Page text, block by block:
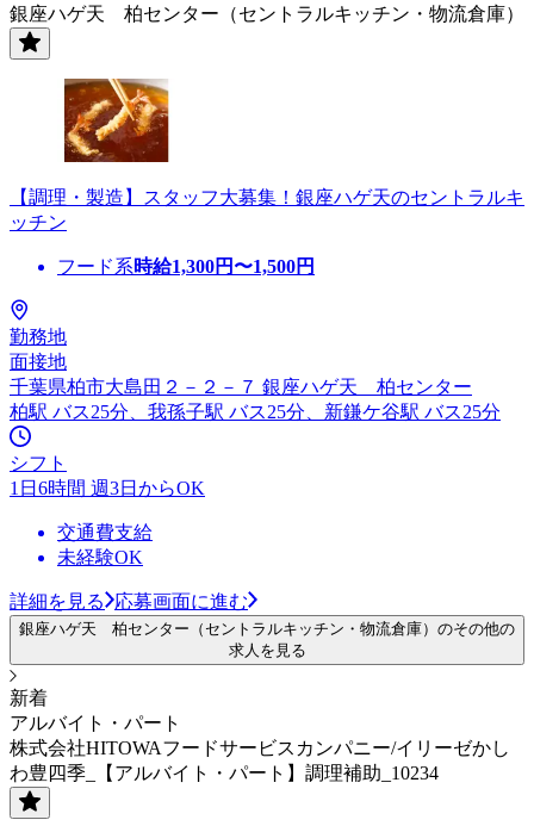
銀座ハゲ天 柏センター（セントラルキッチン・物流倉庫）
【調理・製造】スタッフ大募集！銀座ハゲ天のセントラルキ
ッチン
フード系時給1,300円〜1,500円
勤務地
面接地
千葉県柏市大島田２－２－７ 銀座ハゲ天 柏センター
柏駅 バス25分、我孫子駅 バス25分、新鎌ケ谷駅 バス25分
シフト
1日6時間 週3日からOK
交通費支給
未経験OK
詳細を見る 応募画面に進む
銀座ハゲ天 柏センター（セントラルキッチン・物流倉庫）のその他の
求人を見る
新着
アルバイト・パート
株式会社HITOWAフードサービスカンパニー/イリーゼかし
わ豊四季_【アルバイト・パート】調理補助_10234